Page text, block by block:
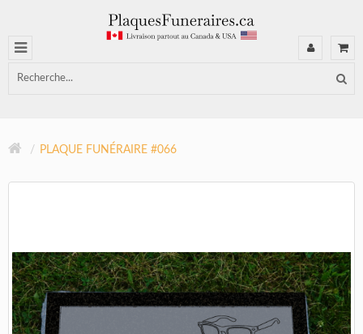
PLAQUE FUNÉRAIRE #066